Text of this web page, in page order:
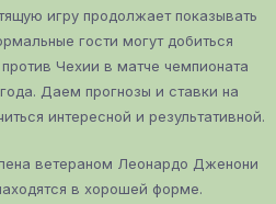
игру продолжает показывать
гости могут добиться
Чехии в матче чемпионата
Даем прогнозы и ставки на
интересной и результативной.
ветераном Леонардо Дженони
в хорошей форме.